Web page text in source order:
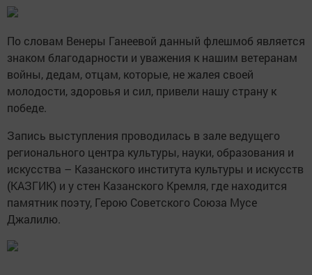
По словам Венеры Ганеевой данный флешмоб является
знаком благодарности и уважения к нашим ветеранам
войны, дедам, отцам, которые, не жалея своей
молодости, здоровья и сил, привели нашу страну к
победе.
Запись выступления проводилась в зале ведущего
регионального центра культуры, науки, образования и
искусства – Казанского института культуры и искусств
(КАЗГИК) и у стен Казанского Кремля, где находится
памятник поэту, Герою Советского Союза Мусе
Джалилю.